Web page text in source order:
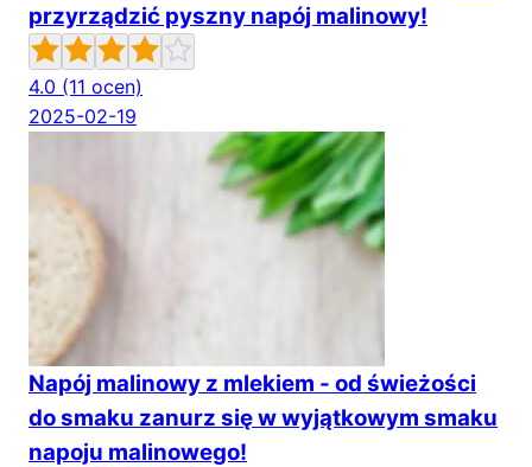
przyrządzić pyszny napój malinowy!
4.0 (11 ocen)
2025-02-19
Napój malinowy z mlekiem - od świeżości
do smaku zanurz się w wyjątkowym smaku
napoju malinowego!